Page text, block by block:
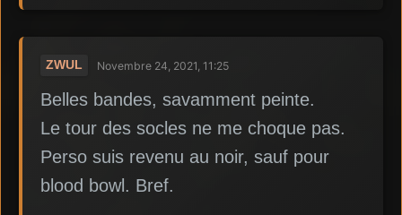
ZWUL Novembre 24, 2021, 11:25
Belles bandes, savamment peinte.
Le tour des socles ne me choque pas.
Perso suis revenu au noir, sauf pour
blood bowl. Bref.